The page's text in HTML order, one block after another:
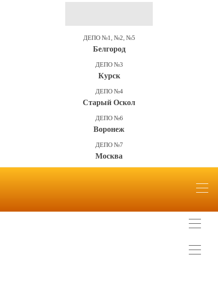
ДЕПО №1, №2, №5
Белгород
ДЕПО №3
Курск
ДЕПО №4
Старый Оскол
ДЕПО №6
Воронеж
ДЕПО №7
Москва